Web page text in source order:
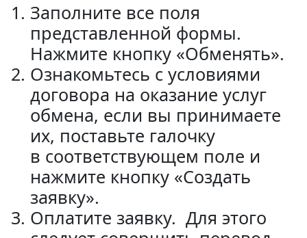
Заполните все поля
представленной формы.
Нажмите кнопку «Обменять».
Ознакомьтесь с условиями
договора на оказание услуг
обмена, если вы принимаете
их, поставьте галочку
в соответствующем поле и
нажмите кнопку «Создать
заявку».
Оплатите заявку. Для этого